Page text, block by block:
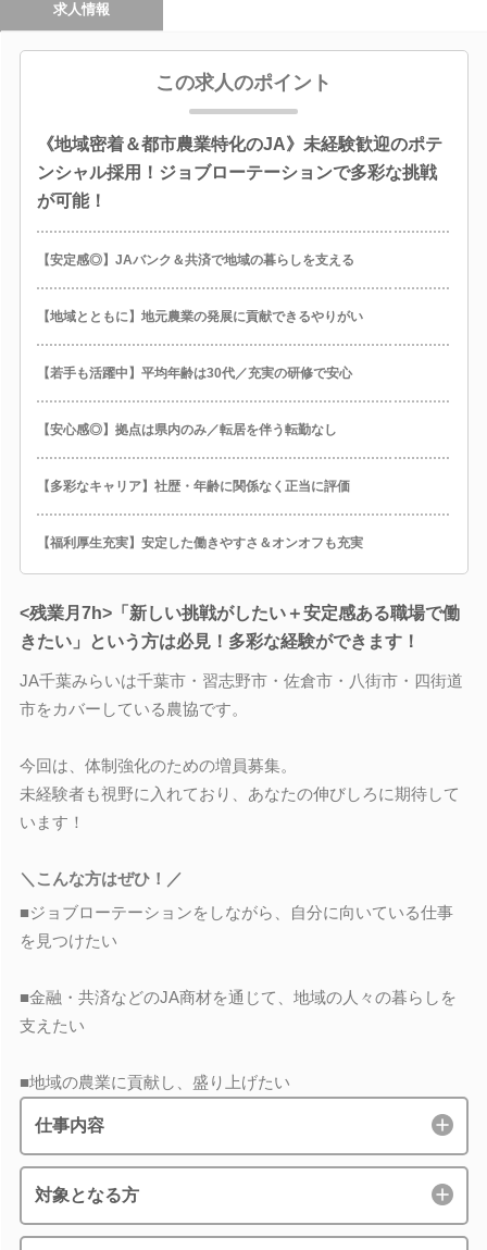
求人情報
この求人のポイント
《地域密着＆都市農業特化のJA》未経験歓迎のポテ
ンシャル採用！ジョブローテーションで多彩な挑戦
が可能！
【安定感◎】JAバンク＆共済で地域の暮らしを支える
【地域とともに】地元農業の発展に貢献できるやりがい
【若手も活躍中】平均年齢は30代／充実の研修で安心
【安心感◎】拠点は県内のみ／転居を伴う転勤なし
【多彩なキャリア】社歴・年齢に関係なく正当に評価
【福利厚生充実】安定した働きやすさ＆オンオフも充実
<残業月7h>「新しい挑戦がしたい＋安定感ある職場で働
きたい」という方は必見！多彩な経験ができます！
JA千葉みらいは千葉市・習志野市・佐倉市・八街市・四街道
市をカバーしている農協です。
今回は、体制強化のための増員募集。
未経験者も視野に入れており、あなたの伸びしろに期待して
います！
＼こんな方はぜひ！／
■ジョブローテーションをしながら、自分に向いている仕事
を見つけたい
■金融・共済などのJA商材を通じて、地域の人々の暮らしを
支えたい
■地域の農業に貢献し、盛り上げたい
仕事内容
対象となる方